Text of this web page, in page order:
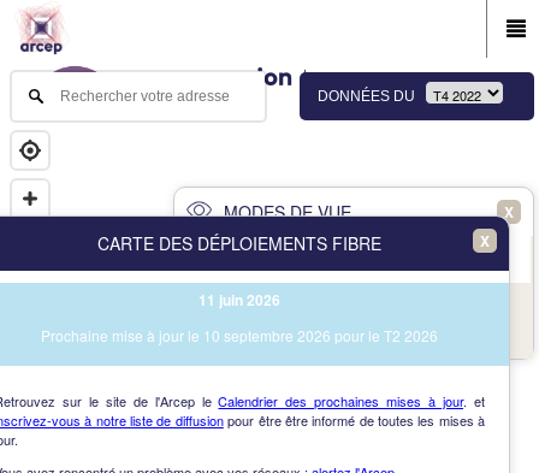
DONNÉES DU
MODES DE VUE X
Vue des immeubles et des communes
X
CARTE DES DÉPLOIEMENTS FIBRE
11 juin 2026
Prochaine mise à jour le 10 septembre 2026 pour le T2 2026
sur le site de l'Arcep leCalendrier des prochaines mises à jour. et
vous à notre liste de diffusionpour être être informé de toutes les mises à
NAV